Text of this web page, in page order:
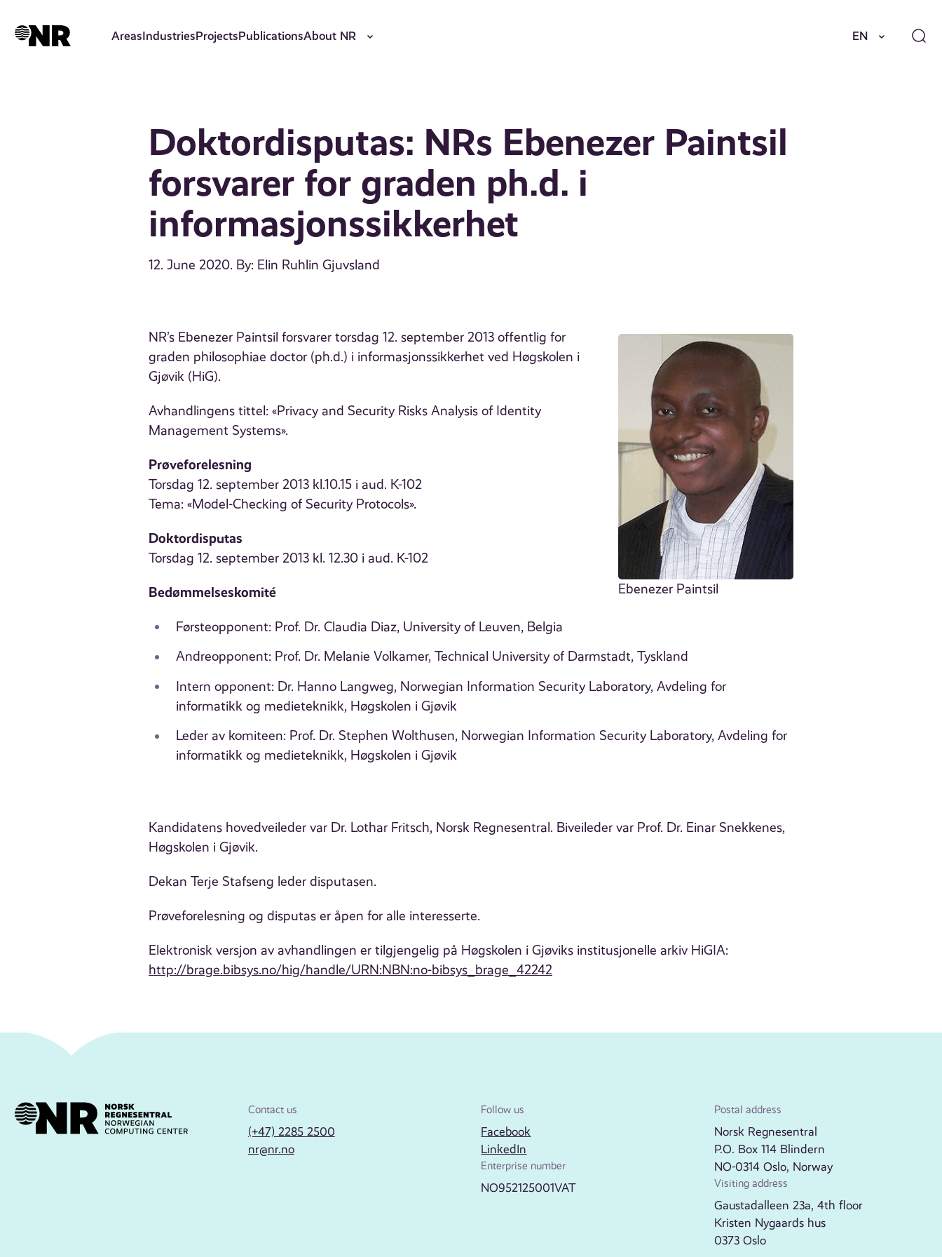
AreasIndustriesProjectsPublicationsAbout NR EN
Doktordisputas: NRs Ebenezer Paintsil
forsvarer for graden ph.d. i
informasjonssikkerhet
12. June 2020. By: Elin Ruhlin Gjuvsland
Ebenezer Paintsil
NR’s Ebenezer Paintsil forsvarer torsdag 12. september 2013 offentlig for
graden philosophiae doctor (ph.d.) i informasjonssikkerhet ved Høgskolen i
Gjøvik (HiG).
Avhandlingens tittel: «Privacy and Security Risks Analysis of Identity
Management Systems».
Prøveforelesning
Torsdag 12. september 2013 kl.10.15 i aud. K-102
Tema: «Model-Checking of Security Protocols».
Doktordisputas
Torsdag 12. september 2013 kl. 12.30 i aud. K-102
Bedømmelseskomité
Førsteopponent: Prof. Dr. Claudia Diaz, University of Leuven, Belgia
Andreopponent: Prof. Dr. Melanie Volkamer, Technical University of Darmstadt, Tyskland
Intern opponent: Dr. Hanno Langweg, Norwegian Information Security Laboratory, Avdeling for
informatikk og medieteknikk, Høgskolen i Gjøvik
Leder av komiteen: Prof. Dr. Stephen Wolthusen, Norwegian Information Security Laboratory, Avdeling for
informatikk og medieteknikk, Høgskolen i Gjøvik
Kandidatens hovedveileder var Dr. Lothar Fritsch, Norsk Regnesentral. Biveileder var Prof. Dr. Einar Snekkenes,
Høgskolen i Gjøvik.
Dekan Terje Stafseng leder disputasen.
Prøveforelesning og disputas er åpen for alle interesserte.
Elektronisk versjon av avhandlingen er tilgjengelig på Høgskolen i Gjøviks institusjonelle arkiv HiGIA:
http://brage.bibsys.no/hig/handle/URN:NBN:no-bibsys_brage_42242
Contact us
(+47) 2285 2500
nr@nr.no
Follow us
Facebook
LinkedIn
Enterprise number
NO952125001VAT
Postal address
Norsk Regnesentral
P.O. Box 114 Blindern
NO-0314 Oslo, Norway
Visiting address
Gaustadalleen 23a, 4th floor
Kristen Nygaards hus
0373 Oslo